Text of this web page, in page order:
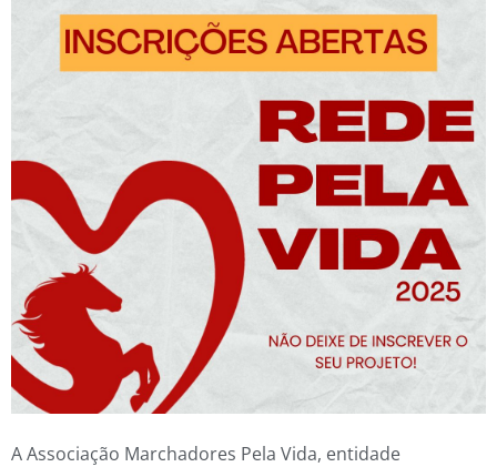
A Associação Marchadores Pela Vida, entidade